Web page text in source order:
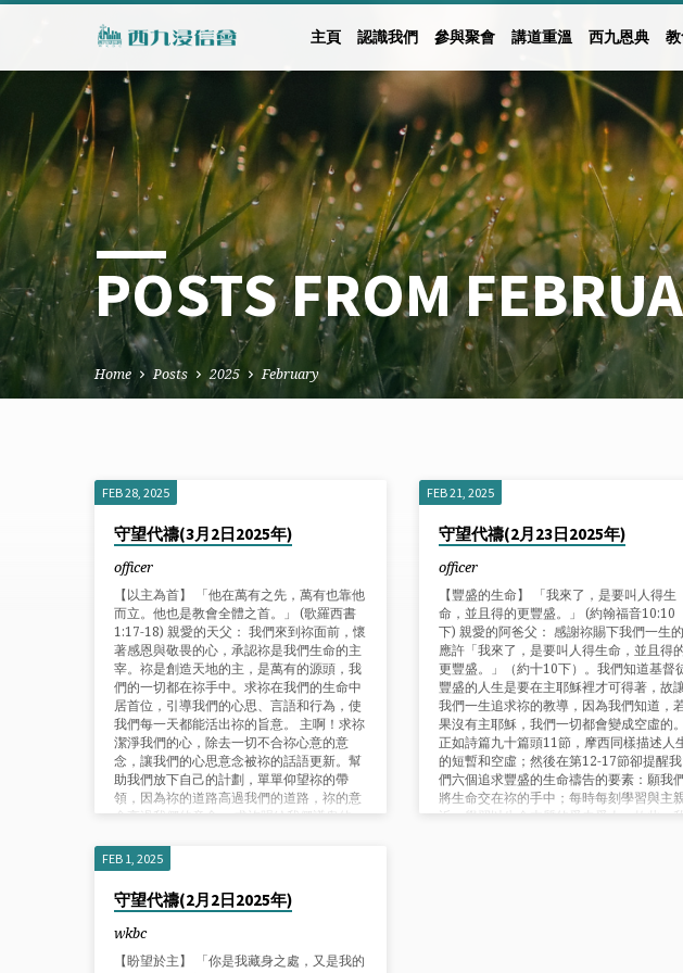
主頁 認識我們 參與聚會 講道重溫 西九恩典
POSTS FROM
Home Posts 2025 February
POSTS
FROM
FEBRUARY
2025
FEB 28, 2025
守望代禱(3月2日2025年)
officer
【以主為首】 「他在萬有之先，萬有也靠他
而立。他也是教會全體之首。」 (歌羅西書
1:17-18) 親愛的天父： 我們來到祢面前，懷
著感恩與敬畏的心，承認祢是我們生命的主
宰。祢是創造天地的主，是萬有的源頭，我
們的一切都在祢手中。求祢在我們的生命中
居首位，引導我們的心思、言語和行為，使
我們每一天都能活出祢的旨意。 主啊！求祢
潔淨我們的心，除去一切不合祢心意的意
念，讓我們的心思意念被祢的話語更新。幫
助我們放下自己的計劃，單單仰望祢的帶
領，因為祢的道路高過我們的道路，祢的意
念高過我們的意念。 求祢賜給我們謙卑的
中榮耀祢的名。無論在順境或逆境中，讓我
們都能以祢為中心，緊緊跟隨祢的腳步。 感
謝祢的恩典和慈愛，感謝祢永不改變的信
實。願一切榮耀、尊貴、權柄都歸給祢，直
到永遠。奉主名求，阿們。 代禱事項
FEB 21, 2025
守望代禱(2月23日2025年)
officer
【豐盛的生命】 「我來了，是要叫人得生
命，並且得的更豐盛。」 (約翰福音10:10
下) 親愛的阿爸父： 感謝祢賜下我們一生的
應許「我來了，是要叫人得生命，並且得
更豐盛。」（約十10下）。我們知道基督
豐盛的人生是要在主耶穌裡才可得著，故
我們一生追求祢的教導，因為我們知道，
果沒有主耶穌，我們一切都會變成空虛的。
正如詩篇九十篇頭11節，摩西同樣描述人
的短暫和空虛；然後在第12-17節卻提醒我
們六個追求豐盛的生命禱告的要素：願我
將生命交在祢的手中；每時每刻學習與主
近；學習以生命本質的愛去愛人，故此，
FEB 1, 2025
守望代禱(2月2日2025年)
wkbc
【盼望於主】 「你是我藏身之處，又是我的